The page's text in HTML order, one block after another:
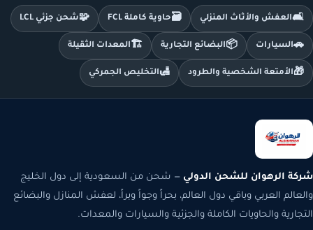
🛋️العفش والأثاث المنزلي 🗃️حاوية كاملة FCL 🧩شحن جزئي LCL
🚗السيارات 📦البضائع التجارية 🏗️ المعدات الثقيلة
🎁الأمتعة الشخصية والطرود 🛃التخليص الجمركي
شركة الرهوان للشحن الدولي — شحن من السعودية إلى دول الخليج
والعالم العربي وباقي دول العالم، بحراً وجواً وبراً، لعفش المنازل والبضائع
التجارية والحاويات الكاملة والجزئية والسيارات والمعدات.